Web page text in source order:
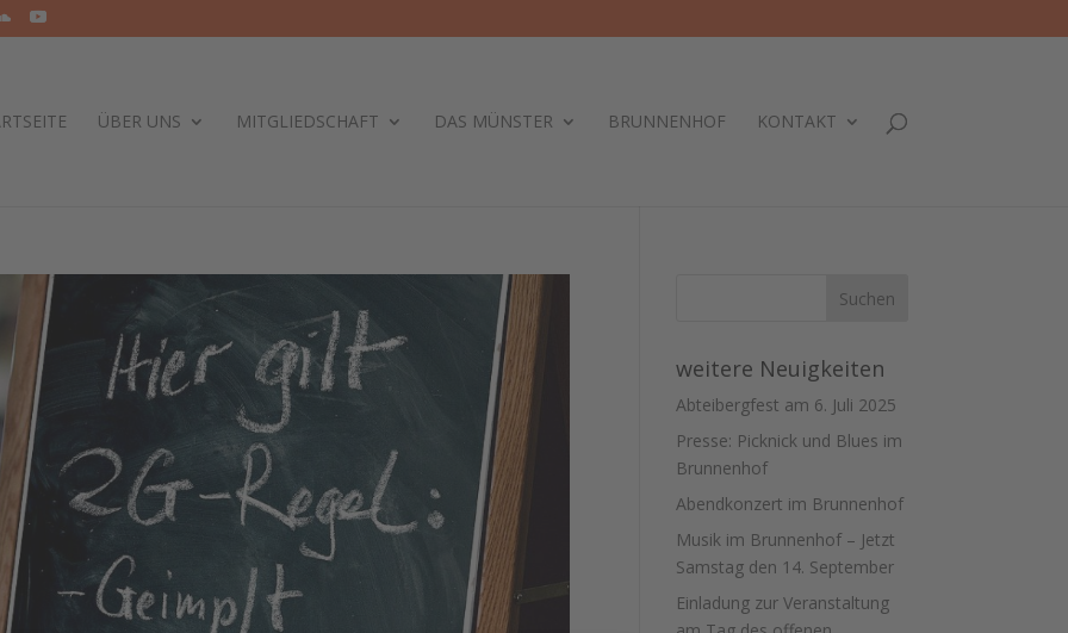
ÜBER UNS MITGLIEDSCHAFT DAS MÜNSTER BRUNNENHOF KONTAKT
weitere Neuigkeiten
Abteibergfest am 6. Juli 2025
Presse: Picknick und Blues im
Brunnenhof
Abendkonzert im Brunnenhof
Musik im Brunnenhof – Jetzt
Samstag den 14. September
Einladung zur Veranstaltung